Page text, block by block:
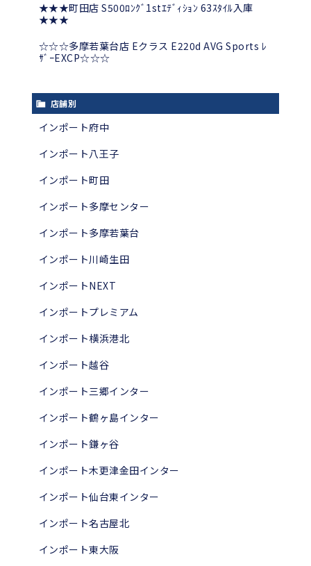
★★★町田店 S500ﾛﾝｸﾞ1stｴﾃﾞｨｼｮﾝ 63ｽﾀｲﾙ入庫
★★★
☆☆☆多摩若葉台店 Eクラス E220d AVG Sports ﾚ
ｻﾞｰEXCP☆☆☆
店舗別
インポート府中
インポート八王子
インポート町田
インポート多摩センター
インポート多摩若葉台
インポート川崎生田
インポートNEXT
インポートプレミアム
インポート横浜港北
インポート越谷
インポート三郷インター
インポート鶴ヶ島インター
インポート鎌ヶ谷
インポート木更津金田インター
インポート仙台東インター
インポート名古屋北
インポート東大阪